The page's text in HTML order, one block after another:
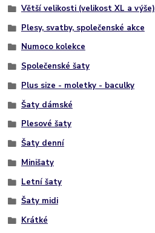
Větší velikosti (velikost XL a výše)
Plesy, svatby, společenské akce
Numoco kolekce
Společenské šaty
Plus size - moletky - baculky
Šaty dámské
Plesové šaty
Šaty denní
Minišaty
Letní šaty
Šaty midi
Krátké